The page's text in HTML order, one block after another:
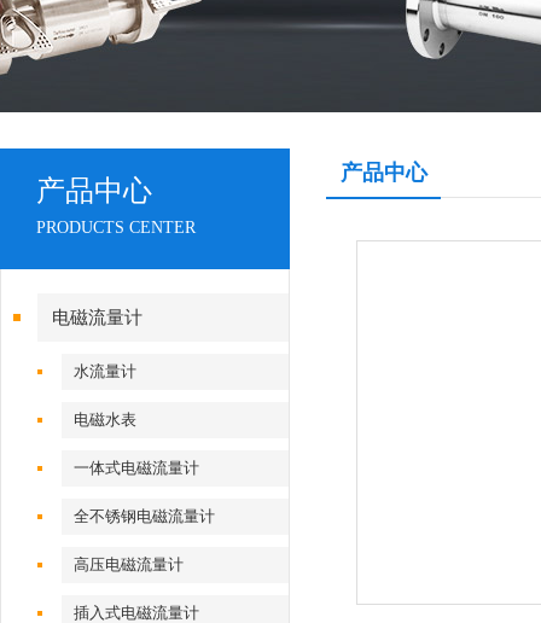
产品中心
PRODUCTS CENTER
电磁流量计
水流量计
电磁水表
一体式电磁流量计
全不锈钢电磁流量计
高压电磁流量计
插入式电磁流量计
产品中心